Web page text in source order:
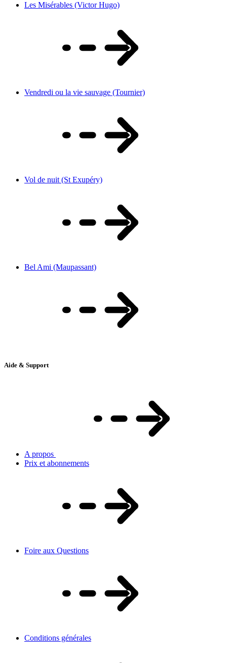
Les Misérables (Victor Hugo)
Vendredi ou la vie sauvage (Tournier)
Vol de nuit (St Exupéry)
Bel Ami (Maupassant)
Aide & Support
A propos
Prix et abonnements
Foire aux Questions
Conditions générales